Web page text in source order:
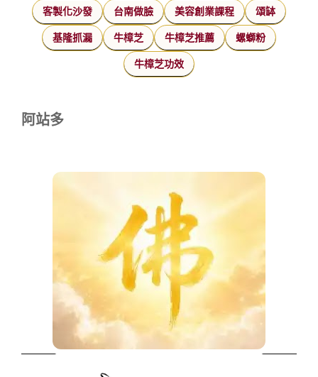
客製化沙發 台南做臉 美容創業課程 頌缽
基隆抓漏 牛樟芝 牛樟芝推薦 螺螄粉
牛樟芝功效
阿站多